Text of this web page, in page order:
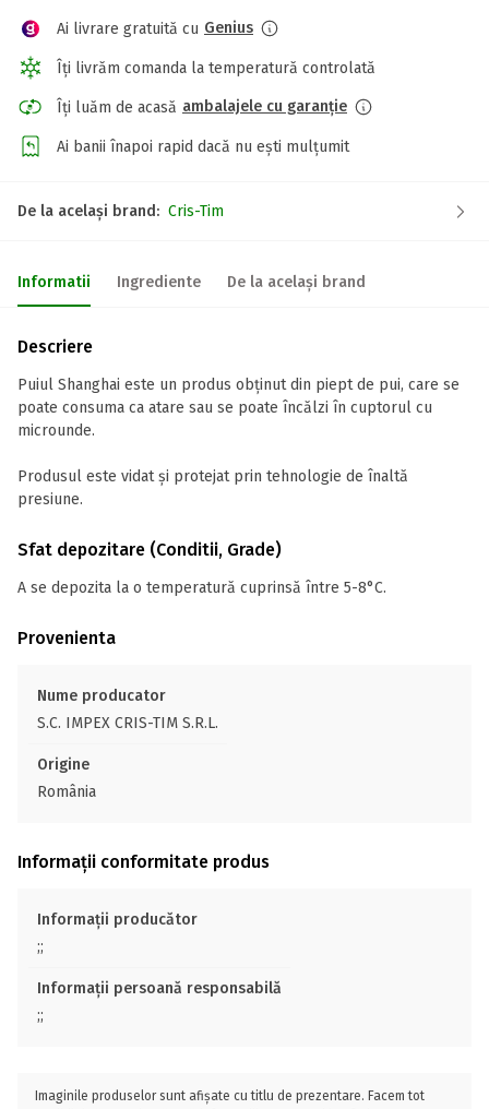
Ai livrare gratuită cu Genius
Îți livrăm comanda la temperatură controlată
Îți luăm de acasă ambalajele cu garanție
Ai banii înapoi rapid dacă nu ești mulțumit
De la același brand: Cris-Tim
Informatii Ingrediente De la același brand
Descriere
Puiul Shanghai este un produs obținut din piept de pui, care se
poate consuma ca atare sau se poate încălzi în cuptorul cu
microunde.
Produsul este vidat și protejat prin tehnologie de înaltă
presiune.
Sfat depozitare (Conditii, Grade)
A se depozita la o temperatură cuprinsă între 5-8°C.
Provenienta
Nume producator
S.C. IMPEX CRIS-TIM S.R.L.
Origine
România
Informații conformitate produs
Informații producător
;;
Informații persoană responsabilă
;;
Imaginile produselor sunt afișate cu titlu de prezentare. Facem tot